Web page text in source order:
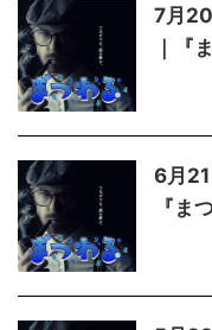
7月
｜『
6月
『ま